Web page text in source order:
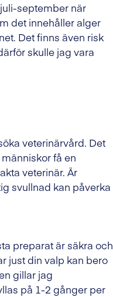
september när
det innehåller alger
Det finns även risk
skulle jag vara
veterinärvård. Det
få en
veterinär. Är
svullnad kan påverka
preparat är säkra och
just din valp kan bero
gillar jag
på 1-2 gånger per